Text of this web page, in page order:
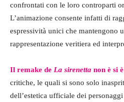
confrontati con le loro controparti
L’animazione consente infatti di
espressività unici che mantengono
rappresentazione veritiera ed
Il remake de La sirenetta non è si
critiche, le quali si sono solo
dell’estetica ufficiale dei